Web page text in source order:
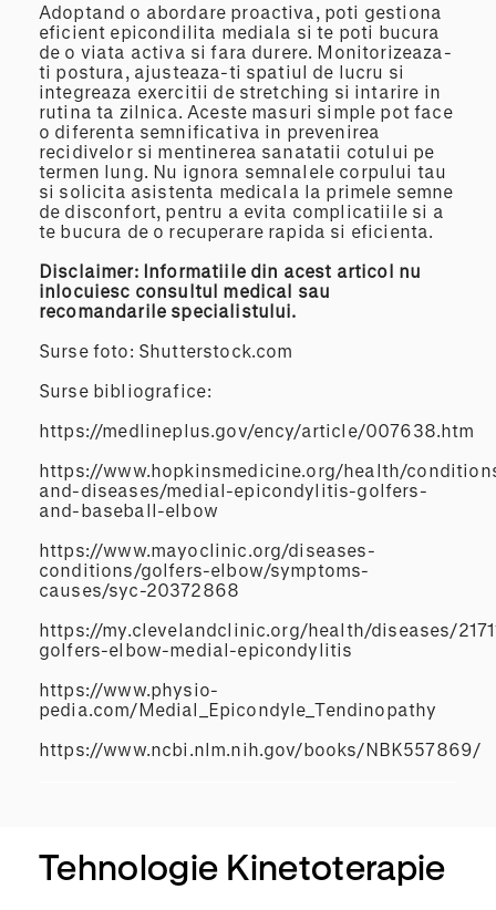
Adoptand o abordare proactiva, poti gestiona
eficient epicondilita mediala si te poti bucura
de o viata activa si fara durere. Monitorizeaza-
ti postura, ajusteaza-ti spatiul de lucru si
integreaza exercitii de stretching si intarire in
rutina ta zilnica. Aceste masuri simple pot face
o diferenta semnificativa in prevenirea
recidivelor si mentinerea sanatatii cotului pe
termen lung. Nu ignora semnalele corpului tau
si solicita asistenta medicala la primele semne
de disconfort, pentru a evita complicatiile si a
te bucura de o recuperare rapida si eficienta.
Disclaimer: Informatiile din acest articol nu
inlocuiesc consultul medical sau
recomandarile specialistului.
Surse foto: Shutterstock.com
Surse bibliografice:
https://medlineplus.gov/ency/article/007638.htm
https://www.hopkinsmedicine.org/health/
and-diseases/medial-epicondylitis-golfers-
and-baseball-elbow
https://www.mayoclinic.org/diseases-
conditions/golfers-elbow/symptoms-
causes/syc-20372868
https://my.clevelandclinic.org/health/diseases/
golfers-elbow-medial-epicondylitis
https://www.physio-
pedia.com/Medial_Epicondyle_Tendinopathy
https://www.ncbi.nlm.nih.gov/books/NBK557869/
Tehnologie Kinetoterapie